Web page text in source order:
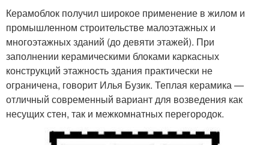
Керамоблок получил широкое применение в жилом и
промышленном строительстве малоэтажных и
многоэтажных зданий (до девяти этажей). При
заполнении керамическими блоками каркасных
конструкций этажность здания практически не
ограничена, говорит Илья Бузик. Теплая керамика —
отличный современный вариант для возведения как
несущих стен, так и межкомнатных перегородок.